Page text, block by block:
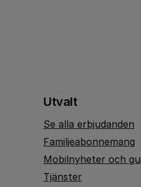
Utvalt
Se alla erbjudanden
Familjeabonnemang
Mobilnyheter och
Tjänster